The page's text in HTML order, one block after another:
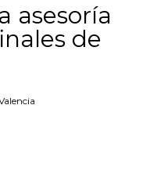
asesoría
de